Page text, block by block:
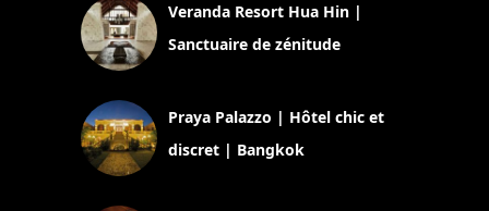
Veranda Resort Hua Hin |
Sanctuaire de zénitude
Praya Palazzo | Hôtel chic et
discret | Bangkok